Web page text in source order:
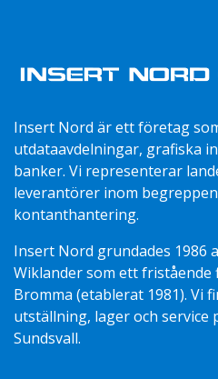
Insert Nord är ett företag
utdataavdelningar, grafiska
banker. Vi representerar
leverantörer inom
kontanthantering.
Insert Nord grundades 1986
Wiklander som ett
Bromma (etablerat 1981). Vi
utställning, lager och service
Sundsvall.